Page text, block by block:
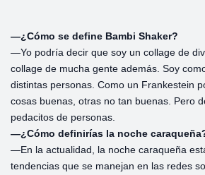
—¿Cómo se define Bambi Shaker?
—Yo podría decir que soy un collage de
collage de mucha gente además. Soy
distintas personas. Como un Frankestein
cosas buenas, otras no tan buenas. Pero
pedacitos de personas.
—¿Cómo definirías la noche
—En la actualidad, la noche caraqueña
tendencias que se manejan en las redes